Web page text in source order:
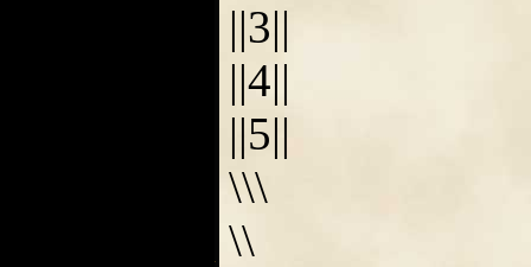
||3||
||4||
||5||
\\\
\\